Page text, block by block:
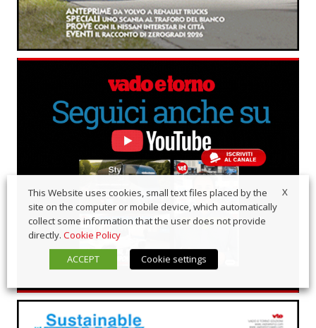
X
This Website uses cookies, small text files placed by the
site on the computer or mobile device, which automatically
collect some information that the user does not provide
directly. Cookie Policy
ACCEPT
Cookie settings